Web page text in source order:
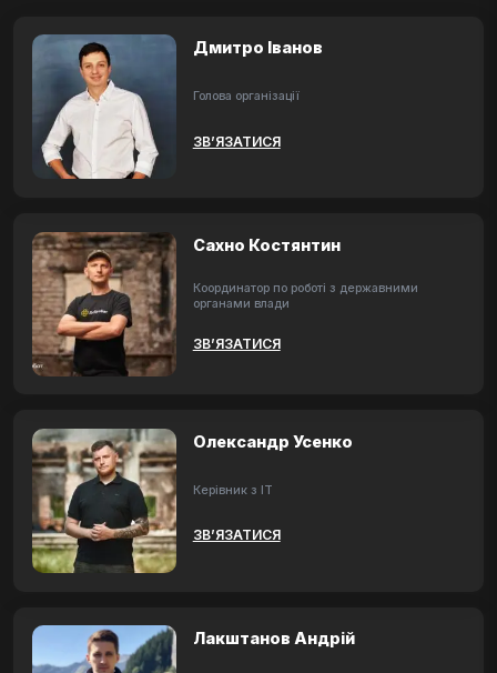
Дмитро Іванов
Голова організації
ЗВ’ЯЗАТИСЯ
Сахно Костянтин
Координатор по роботі з державними
органами влади
ЗВ’ЯЗАТИСЯ
Олександр Усенко
Керівник з ІТ
ЗВ’ЯЗАТИСЯ
Лакштанов Андрій